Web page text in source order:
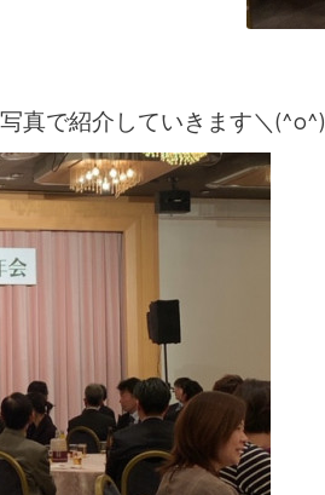
真で紹介していきます＼(^o^)